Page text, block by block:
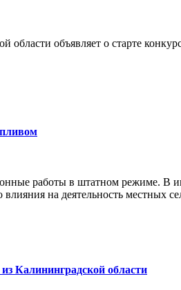
объявляет о старте
работы в штатном режиме. В
на деятельность местных
Калининградской области